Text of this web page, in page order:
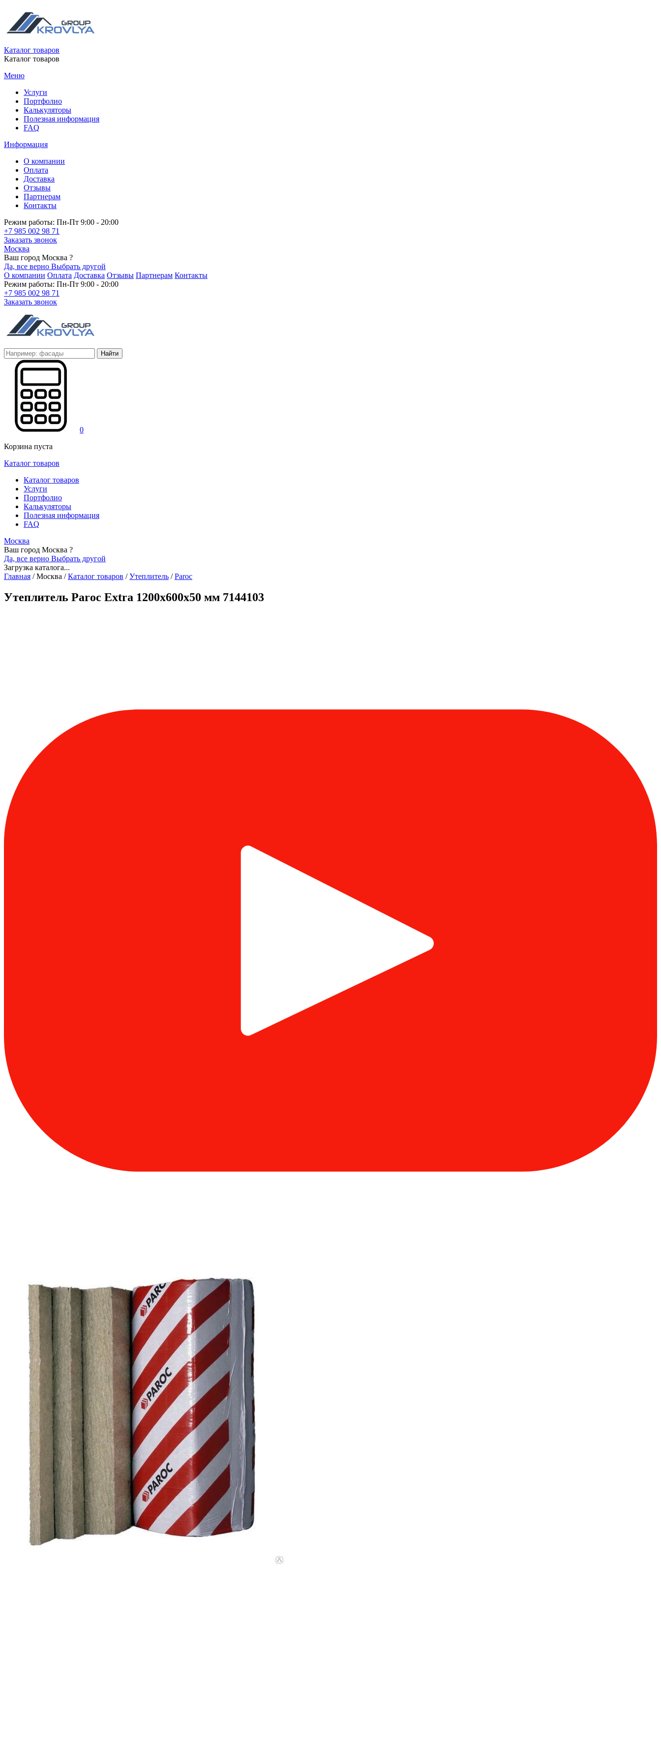
Каталог товаров
Каталог товаров
Меню
Услуги
Портфолио
Калькуляторы
Полезная информация
FAQ
Информация
О компании
Оплата
Доставка
Отзывы
Партнерам
Контакты
Режим работы: Пн-Пт 9:00 - 20:00
+7 985 002 98 71
Заказать звонок
Москва
Ваш город Москва ?
Да, все верно Выбрать другой
О компании Оплата Доставка Отзывы Партнерам Контакты
Режим работы: Пн-Пт 9:00 - 20:00
+7 985 002 98 71
Заказать звонок
Найти
0
Корзина пуста
Каталог товаров
Каталог товаров
Услуги
Портфолио
Калькуляторы
Полезная информация
FAQ
Москва
Ваш город Москва ?
Да, все верно Выбрать другой
Загрузка каталога...
Главная /Москва / Каталог товаров / Утеплитель / Paroc
Утеплитель Paroc Extra 1200х600х50 мм 7144103